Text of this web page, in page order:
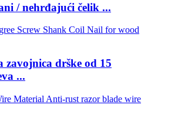
/ nehrđajući čelik ...
zavojnica drške od 15
...